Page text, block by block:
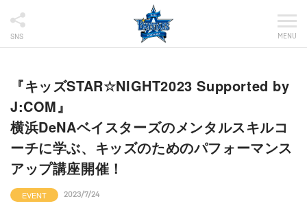
SNS MENU
『キッズSTAR☆NIGHT2023 Supported by
J:COM』
横浜DeNAベイスターズのメンタルスキルコ
ーチに学ぶ、キッズのためのパフォーマンス
アップ講座開催！
EVENT 2023/7/24